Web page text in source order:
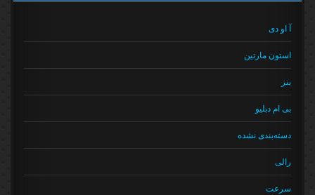
آ او دی
استون مارتین
بی ام دبلیو
دسته‌بندی نشده
رالی
سرعت